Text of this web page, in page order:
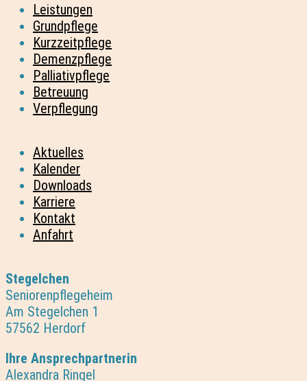
Leistungen
Grundpflege
Kurzzeitpflege
Demenzpflege
Palliativpflege
Betreuung
Verpflegung
Aktuelles
Kalender
Downloads
Karriere
Kontakt
Anfahrt
Stegelchen
Seniorenpflegeheim
Am Stegelchen 1
57562 Herdorf
Ihre Ansprechpartnerin
Alexandra Ringel